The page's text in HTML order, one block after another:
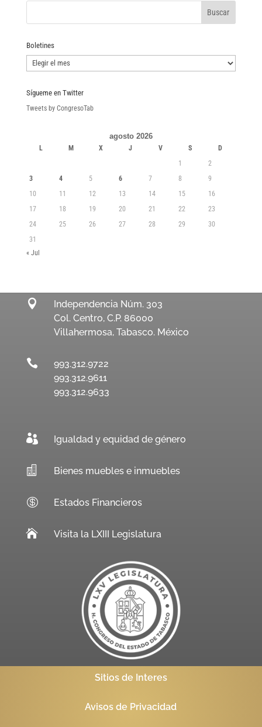
Boletines
Boletines
Sígueme en Twitter
Tweets by CongresoTab
agosto 2026
L M X J V S
D
1
2
3
4 5 6 7 8
9
10
11 12 13 14 15
16
17
18 19 20 21 22
23
24
25 26 27 28 29
30
31
« Jul

Independencia Núm. 303
Col. Centro, C.P. 86000
Villahermosa, Tabasco. México

993.312.9722
993.312.9611
993.312.9633
 Igualdad y equidad de género
 Bienes muebles e inmuebles
 Estados Financieros
 Visita la LXIII Legislatura
Sitios de Interes
Avisos de Privacidad